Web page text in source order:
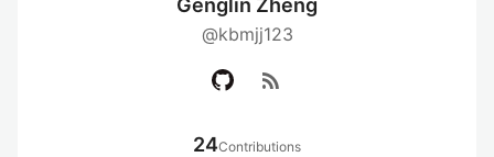
Genglin Zheng
@kbmjj123
rss_feed
24Contributions